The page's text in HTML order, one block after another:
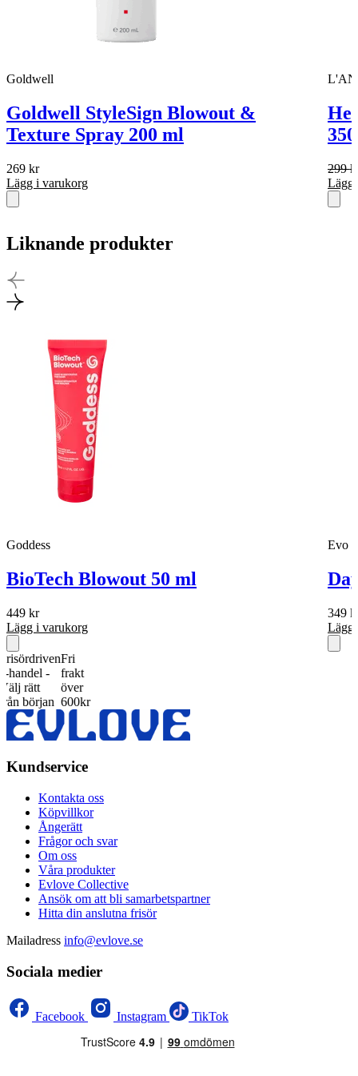
Goldwell
Goldwell StyleSign Blowout &
Texture Spray 200 ml
269 kr
Lägg i varukorg
299
Lägg
Liknande produkter
Goddess
BioTech Blowout 50 ml
449 kr
Lägg i varukorg
Evo
349
Lägg
-
Fri
frakt
över
600kr
Kundservice
Kontakta oss
Köpvillkor
Ångerätt
Frågor och svar
Om oss
Våra produkter
Evlove Collective
Ansök om att bli samarbetspartner
Hitta din anslutna frisör
Mailadress info@evlove.se
Sociala medier
Facebook Instagram TikTok